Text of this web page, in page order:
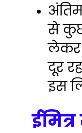
से कुछ
लेकर
दूर
इस